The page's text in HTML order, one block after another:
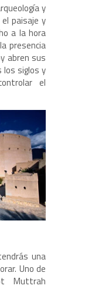
y
paisaje y
a la hora
presencia
abren sus
los siglos y
el
una
Uno de
Muttrah